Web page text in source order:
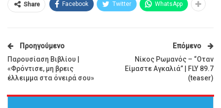
Share Facebook Twitter WhatsApp
Προηγούμενο
Παρουσίαση Βιβλίου |
«Φρόντισε, μη βρεις
έλλειμμα στα όνειρά σου»
Επόμενο
Νίκος Ρωμανός – “Οταν
Είμαστε Αγκαλιά” | FLY 89.7
(teaser)